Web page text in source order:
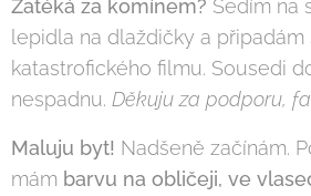
Zatéká za komínem? Sedím na
lepidla na dlaždičky a připadám
katastrofického filmu. Sousedi
nespadnu. Děkuju za podporu,
Maluju byt! Nadšeně začínám.
mám barvu na obličeji, ve